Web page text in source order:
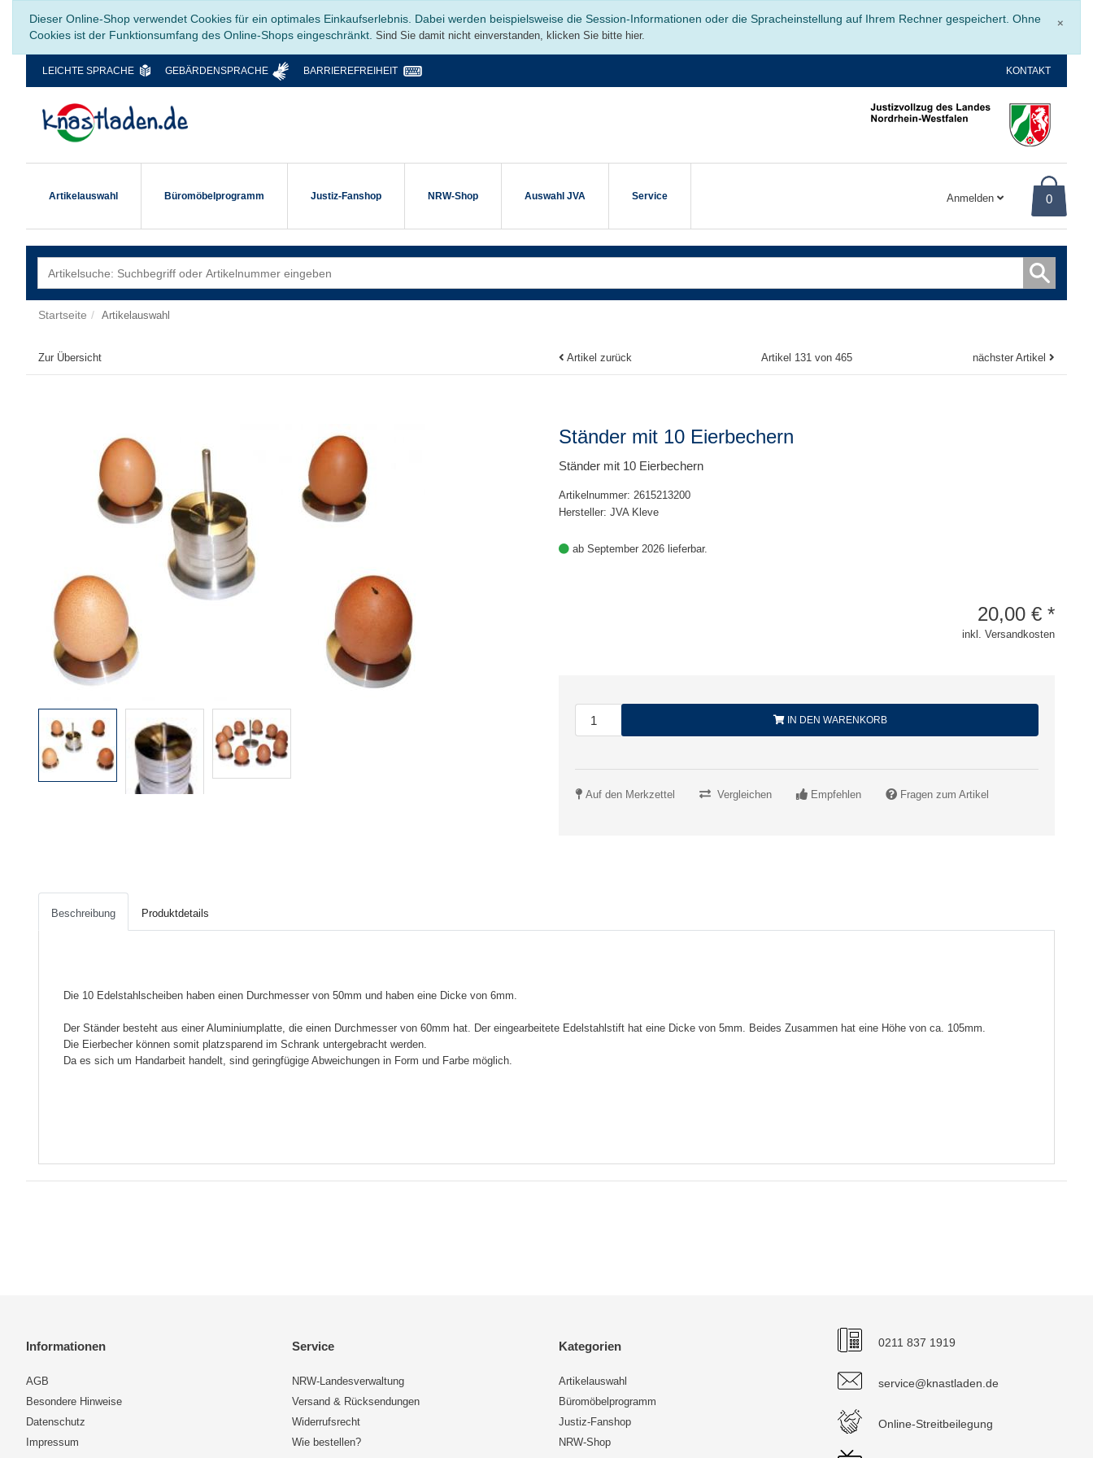
×
Dieser Online-Shop verwendet Cookies für ein optimales Einkaufserlebnis. Dabei werden beispielsweise die Session-Informationen oder die Spracheinstellung auf Ihrem Rechner gespeichert. Ohne
Cookies ist der Funktionsumfang des Online-Shops eingeschränkt. Sind Sie damit nicht einverstanden, klicken Sie bitte hier.
LEICHTE SPRACHE GEBÄRDENSPRACHE BARRIEREFREIHEIT KONTAKT
Artikelauswahl Büromöbelprogramm Justiz-Fanshop NRW-Shop Auswahl JVA Service Anmelden 0
Startseite Artikelauswahl
Zur Übersicht Artikel zurück Artikel 131 von 465 nächster Artikel
Ständer mit 10 Eierbechern
Ständer mit 10 Eierbechern
Artikelnummer: 2615213200
Hersteller: JVA Kleve
ab September 2026 lieferbar.
20,00 € *
inkl. Versandkosten
IN DEN WARENKORB
Auf den Merkzettel Vergleichen Empfehlen Fragen zum Artikel
Beschreibung Produktdetails
Die 10 Edelstahlscheiben haben einen Durchmesser von 50mm und haben eine Dicke von 6mm.
Der Ständer besteht aus einer Aluminiumplatte, die einen Durchmesser von 60mm hat. Der eingearbeitete Edelstahlstift hat eine Dicke von 5mm. Beides Zusammen hat eine Höhe von ca. 105mm.
Die Eierbecher können somit platzsparend im Schrank untergebracht werden.
Da es sich um Handarbeit handelt, sind geringfügige Abweichungen in Form und Farbe möglich.
Informationen
AGB
Besondere Hinweise
Datenschutz
Impressum
Service
NRW-Landesverwaltung
Versand & Rücksendungen
Widerrufsrecht
Wie bestellen?
Kategorien
Artikelauswahl
Büromöbelprogramm
Justiz-Fanshop
NRW-Shop
0211 837 1919
service@knastladen.de
Online-Streitbeilegung